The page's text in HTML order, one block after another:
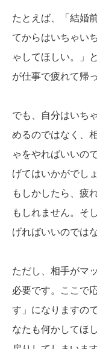
たとえば、「結婚
てからはいちゃい
ゃしてほしい。」
が仕事で疲れて帰
でも、自分はいち
めるのではなく、
ゃをやればいいの
げてはいかがでし
もしかしたら、疲
もしれません。そ
げればいいのでは
ただし、相手がマ
必要です。ここで
す」になりますの
なたも何かしてほ